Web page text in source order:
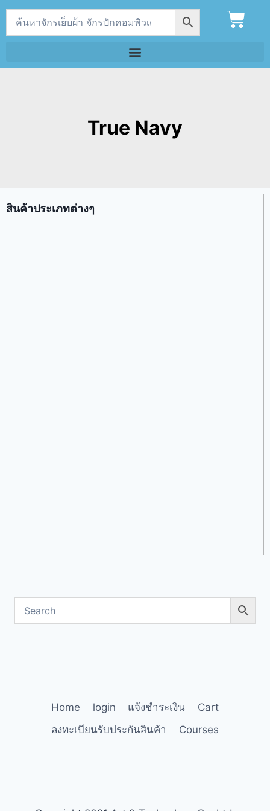
True Navy
สินค้าประเภทต่างๆ
Home login แจ้งชำระเงิน
Cart
ลงทะเบียนรับประกันสินค้า
Courses